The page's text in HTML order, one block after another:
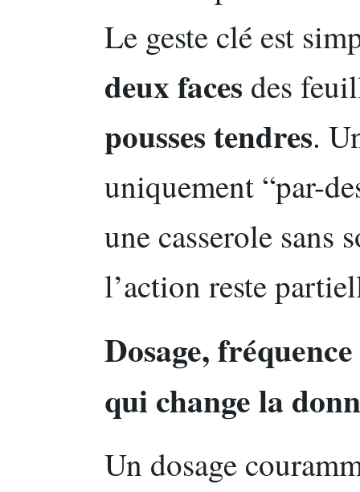
Le geste clé est
deux faces des
pousses tendres.
uniquement “par-
une casserole sans
l’action reste
Dosage,
qui change la
Un dosage